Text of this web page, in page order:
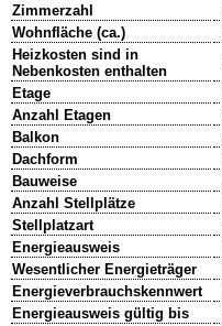
Zimmerzahl
Wohnfläche (ca.)
Heizkosten sind in
Nebenkosten enthalten
Etage
Anzahl Etagen
Balkon
Dachform
Bauweise
Anzahl Stellplätze
Stellplatzart
Energieausweis
Wesentlicher Energieträger
Energieverbrauchskennwert
Energieausweis gültig bis